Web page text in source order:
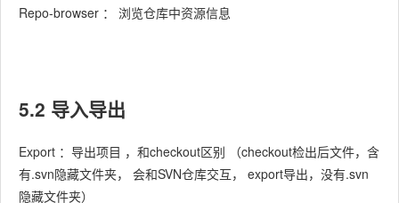
Repo-browser ： 浏览仓库中资源信息
5.2 导入导出
Export ：导出项目 ，和checkout区别 （checkout检出后文件，含
有.svn隐藏文件夹， 会和SVN仓库交互， export导出，没有.svn
隐藏文件夹）